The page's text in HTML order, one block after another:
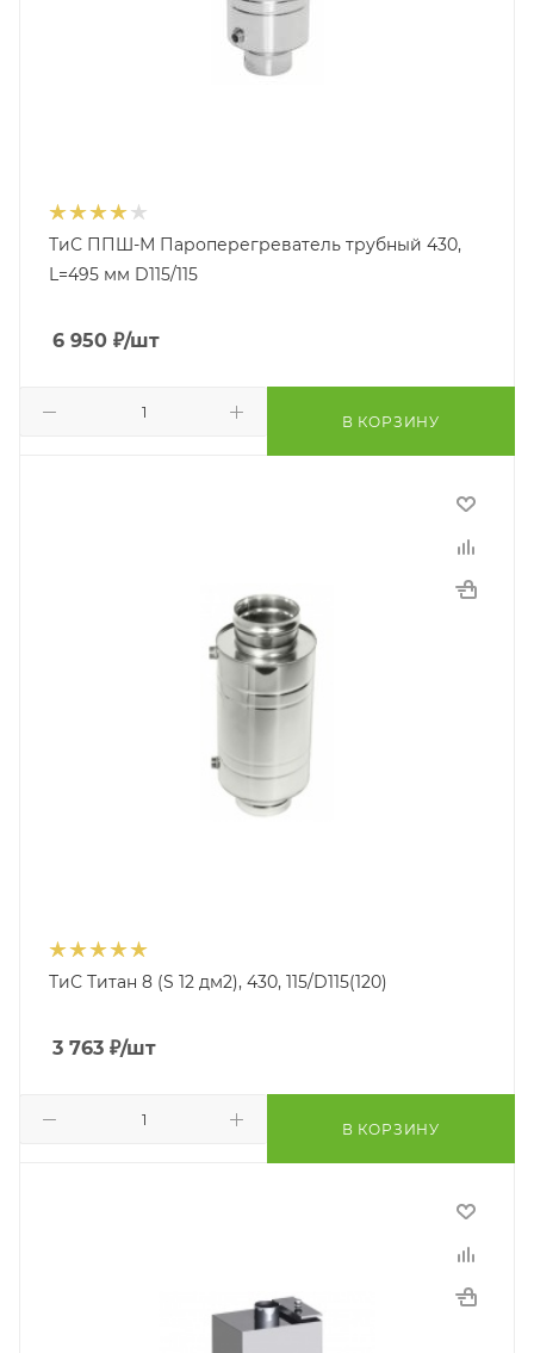
ТиС ППШ-М Пароперегреватель трубный 430,
L=495 мм D115/115
6 950 ₽/шт
В КОРЗИНУ
ТиС Титан 8 (S 12 дм2), 430, 115/D115(120)
3 763 ₽/шт
В КОРЗИНУ